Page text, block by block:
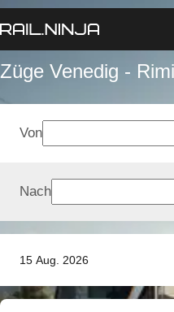
Züge Venedig -
15 Aug. 2026
Von
Nach